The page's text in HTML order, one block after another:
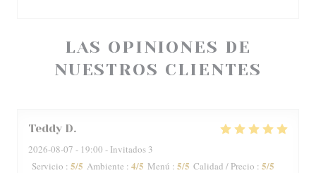
LAS OPINIONES DE
NUESTROS CLIENTES
Teddy D
2026-08-07 - 19:00 - Invitados 3
Servicio : 5/5 Ambiente : 4/5 Menú : 5/5 Calidad / Precio : 5/5